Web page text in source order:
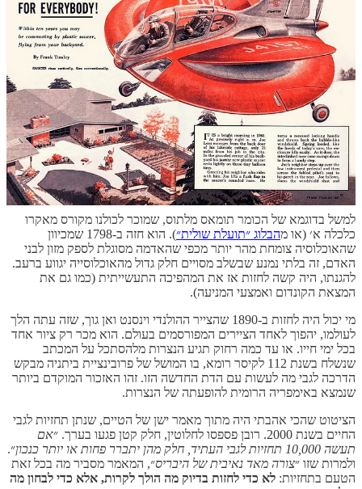
כבר עכשיו אנחנו מקציבים עבודות. עד 1984, האדם יבלה
את השליש הראשון של חייו, או 25 שנים, ברכישת חינוך,
רק את השליש השני בעבודה, ואת השליש האחרון בהנאה
מפרי עמלו. פשוט לא תהיה מספיק עבודה לכולם. שעות
נוספות או עבודה שניה יהפכו למשהו לא מקובל חברתית,
ממש כמו ביגמיה.
למה זה כל כך קשה לעשות תחזיות? מהרבה סיבות, ואחת
מהן היא שיש הרבה יותר מדי פרמטרים בעולם. אי אפשר
לכמת ולהעריך את כולם.
כמו כן, הרבה דברים הם גם לא צפויים.
למשל בדוגמא של הכומר תומאס מלתוס, שמוכר לכולנו מקורס מאקרו
כלכלה א׳ (או מהבלוג ״תועלת שולית״
). הוא חזה ב-1798 שמכיוון
שהאוכלוסיה צומחת מהר יותר מכפי שהאדמה מסוגלת לספק מזון לבני
האדם, זה בלתי נמנע שבשלב מסויים חלק גדול מהאוכלוסייה יגווע ברעב.
להגנתו, היה קשה לחזות אז את המהפיכה התעשייתית (כמו גם את
המצאת הקונדום ואמצעי המניעה).
מי יכול היה לחזות ב-1890 שהצייר ההולנדי וינסנט ואן גוך, שזה עתה הלך
לעולמו, יהפוך לאחד הציירים המפורסמים בעולם. הוא מכר רק ציור אחד
בכל ימי חייו. או עד כמה רחוק תגיע הנצרות מלהסתכל על המכתב
שנשלח בשנת 112 לקיסר רומא, בו המושל של פרובינציית ביתניה מבקש
הדרכה לגבי מה לעשות עם הדת החדשה הזו. זהו האזכור המוקדם ביותר
שנמצא באימפריה הרומית להופעתה של הנצרות.
הציטוט שהכי אהבתי היה מתוך מאמר ישן של הטיים, שנתן תחזיות לגבי
החיים בשנת 2000. רובן פספסו לחלוטין, חלק קטן פגעו בערך. ״
אם
תעשה 10,000 תחזיות לגבי העתיד, חלק מהן יתברר פחות או יותר כנכון
״.
ולמרות שזו ״צורה מאד נאיבית של היבריס״, המאמר מסביר מה בכל זאת
הטעם בתחזיות: לא כדי לחזות בדיוק מה הולך לקרות, אלא כדי לבחון מה